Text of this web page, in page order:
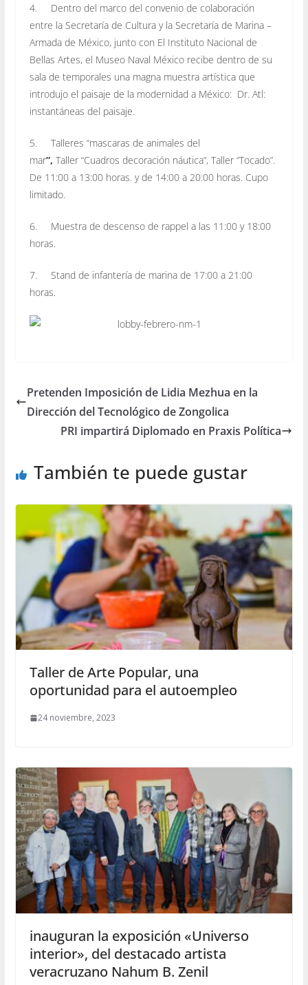
4. Dentro del marco del convenio de colaboración
entre la Secretaría de Cultura y la Secretaría de Marina –
Armada de México, junto con El Instituto Nacional de
Bellas Artes, el Museo Naval México recibe dentro de su
sala de temporales una magna muestra artística que
introdujo el paisaje de la modernidad a México: Dr. Atl:
instantáneas del paisaje.
5. Talleres “mascaras de animales del
mar”, Taller “Cuadros decoración náutica”, Taller “Tocado”.
De 11:00 a 13:00 horas. y de 14:00 a 20:00 horas. Cupo
limitado.
6. Muestra de descenso de rappel a las 11:00 y 18:00
horas.
7. Stand de infantería de marina de 17:00 a 21:00
horas.
Pretenden Imposición de Lidia Mezhua en la
Dirección del Tecnológico de Zongolica
PRI impartirá Diplomado en Praxis Política
También te puede gustar
Taller de Arte Popular, una
oportunidad para el autoempleo
24 noviembre, 2023
inauguran la exposición «Universo
interior», del destacado artista
veracruzano Nahum B. Zenil